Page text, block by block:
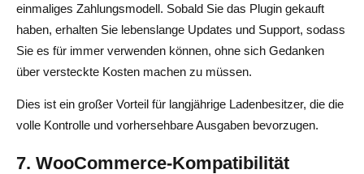
einmaliges Zahlungsmodell. Sobald Sie das Plugin gekauft
haben, erhalten Sie lebenslange Updates und Support, sodass
Sie es für immer verwenden können, ohne sich Gedanken
über versteckte Kosten machen zu müssen.
Dies ist ein großer Vorteil für langjährige Ladenbesitzer, die die
volle Kontrolle und vorhersehbare Ausgaben bevorzugen.
7. WooCommerce-Kompatibilität